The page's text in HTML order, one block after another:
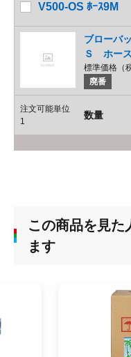
V500-OS ﾎｰｽ9M
ブローバ
Ｓ ホー
標準価格（
廃番
注文可能単位
1
数量
この商品を見た
ます